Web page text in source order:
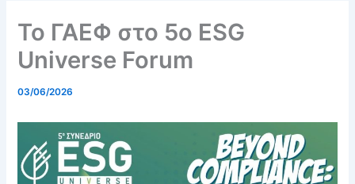
Το ΓΑΕΦ στο 5ο ESG
Universe Forum
03/06/2026